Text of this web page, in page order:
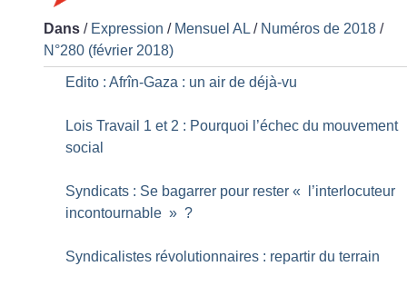
Dans / Expression / Mensuel AL / Numéros de 2018 /
N°280 (février 2018)
Edito : Afrîn-Gaza : un air de déjà-vu
Lois Travail 1 et 2 : Pourquoi l’échec du mouvement
social
Syndicats : Se bagarrer pour rester «
l’interlocuteur
incontournable » ?
Syndicalistes révolutionnaires : repartir du terrain